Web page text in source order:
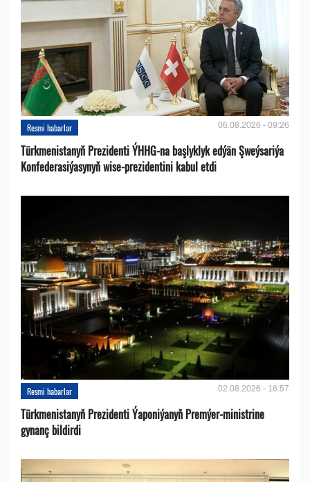
Resmi habarlar 06.08.2026 - 09:26
Türkmenistanyň Prezidenti ÝHHG-na başlyklyk edýän Şweýsariýa
Konfederasiýasynyň wise-prezidentini kabul etdi
Resmi habarlar 02.08.2026 - 16:57
Türkmenistanyň Prezidenti Ýaponiýanyň Premýer-ministrine
gynanç bildirdi